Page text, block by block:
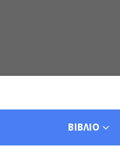
ΒΙΒΛΙΟ